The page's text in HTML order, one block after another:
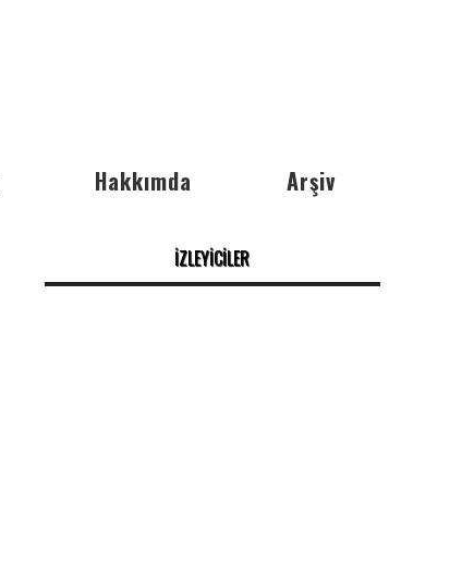
Hakkımda Arşiv
İZLEYİCİLER